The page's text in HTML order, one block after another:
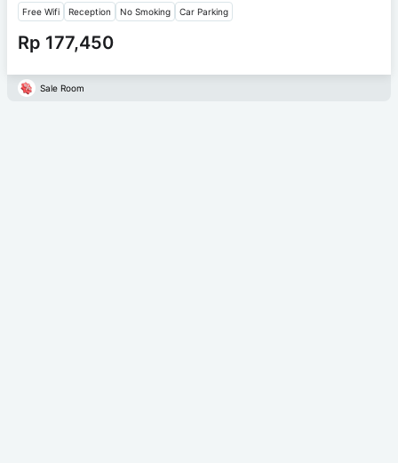
Free Wifi Reception No Smoking Car Parking
Rp 177,450
Sale Room